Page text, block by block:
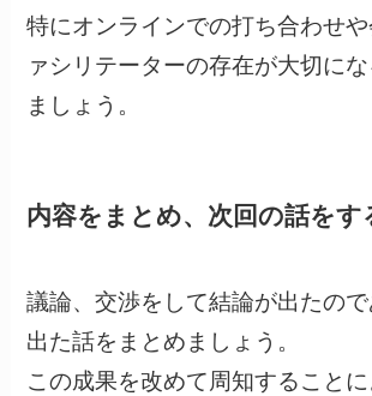
特にオンラインでの打ち合わせ
ァシリテーターの存在が大切に
ましょう。
内容をまとめ、次回の話をす
議論、交渉をして結論が出たの
出た話をまとめましょう。
この成果を改めて周知すること